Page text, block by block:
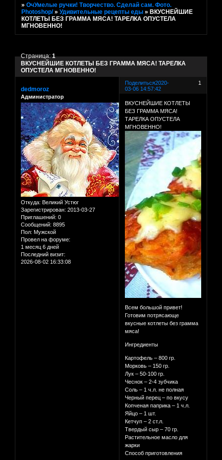
»ОчУмелые ручки! Творчество. Сделай сам. Фото.
Photoshop/ »Удивительные рецепты еды » ВКУСНЕЙШИЕ
КОТЛЕТЫ БЕЗ ГРАММА МЯСА! ТАРЕЛКА ОПУСТЕЛА
МГНОВЕННО!
ВКУСНЕЙШИЕ КОТЛЕТЫ БЕЗ ГРАММА МЯСА! ТАРЕЛКА
ОПУСТЕЛА МГНОВЕННО!
Страница:1
Поделиться 1
2020-
03-06 14:57:42
dedmoroz
Администратор
Откуда: Великий Устюг
Зарегистрирован: 2013-03-27
Приглашений: 0
Сообщений: 8895
Пол: Мужской
Провел на форуме:
1 месяц 6 дней
Последний визит:
2026-08-02 16:33:08
ВКУСНЕЙШИЕ КОТЛЕТЫ
БЕЗ ГРАММА МЯСА!
ТАРЕЛКА ОПУСТЕЛА
МГНОВЕННО!
Всем большой привет!
Готовим потрясающе
вкусные котлеты без грамма
мяса!
Ингредиенты
Картофель – 800 гр.
Морковь – 150 гр.
Лук – 50-100 гр.
Чеснок – 2-4 зубчика
Соль – 1 ч.л. не полная
Черный перец – по вкусу
Копченая паприка – 1 ч.л.
Яйцо – 1 шт.
Кетчуп – 2 ст.л.
Твердый сыр – 70 гр.
Растительное масло для
жарки
Способ приготовления